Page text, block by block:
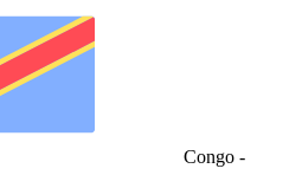
Congo -